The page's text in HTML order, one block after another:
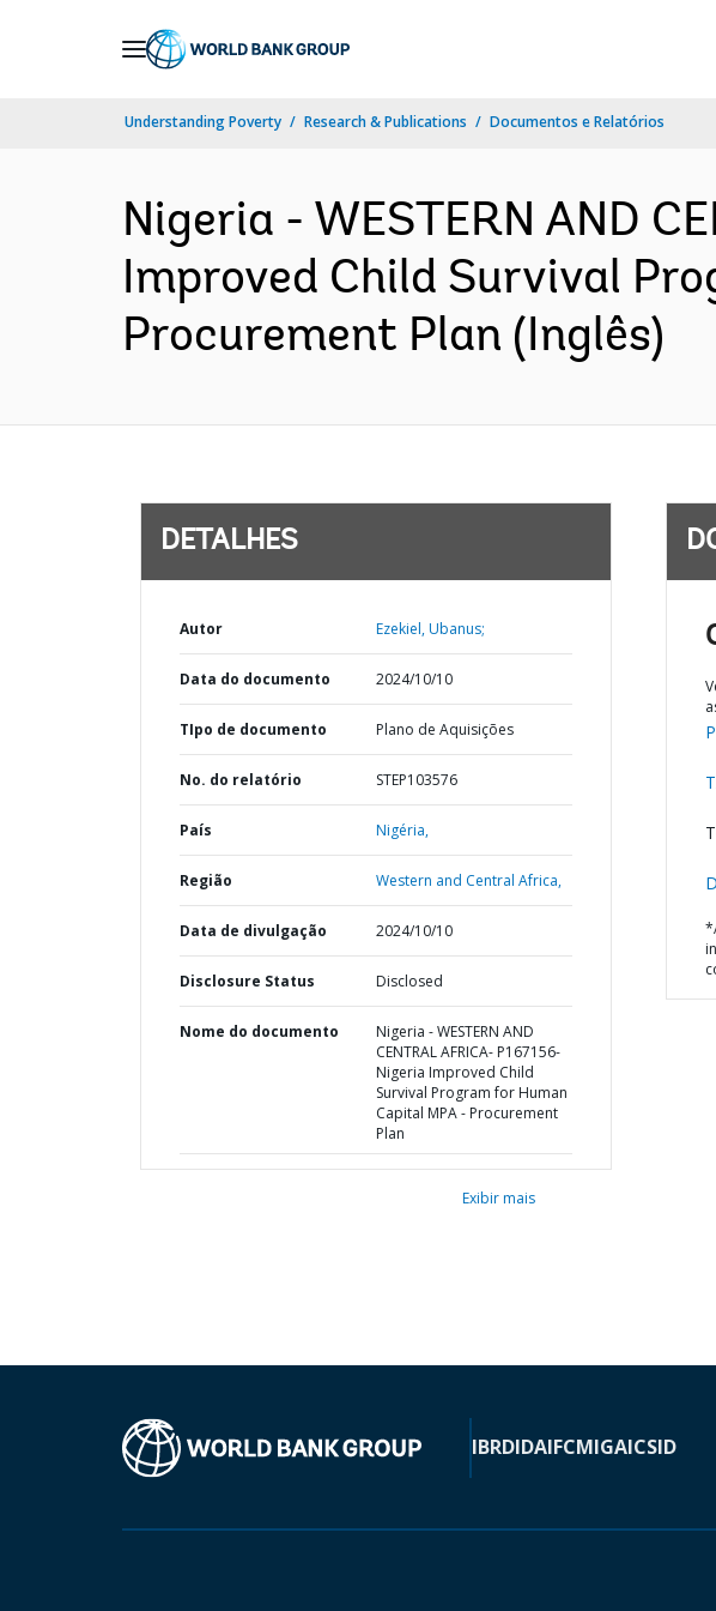
Understanding Poverty Research & Publications Documentos e Relatórios
Nigeria - WESTERN AND
Improved Child Survival
Procurement Plan (Inglês)
DETALHES
Autor Ezekiel, Ubanus;
Data do documento 2024/10/10
TIpo de documento Plano de Aquisições
No. do relatório STEP103576
País Nigéria,
Região Western and Central Africa,
Data de divulgação 2024/10/10
Disclosure Status Disclosed
Nome do documento
Nigeria - WESTERN AND
CENTRAL AFRICA- P167156-
Nigeria Improved Child
Survival Program for Human
Capital MPA - Procurement
Plan
Exibir mais
IBRDIDAIFCMIGAICSID